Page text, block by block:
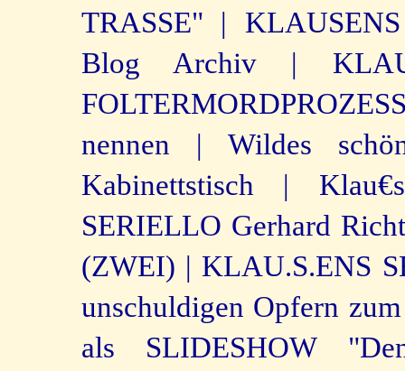
TRASSE" |
Blog Archiv |
nennen |
Wildes
Kabinettstisch |
SERIELLO Gerhard
(ZWEI) | KLAU.S.ENS
unschuldigen Opfern
als SLIDESHOW